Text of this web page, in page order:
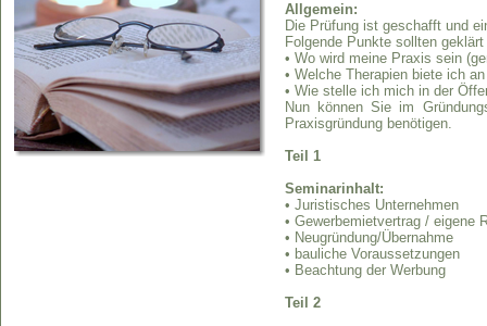
Allgemein:
Die Prüfung ist geschafft und
Folgende Punkte sollten
• Wo wird meine Praxis sein
• Welche Therapien biete ich an
• Wie stelle ich mich in der
Nun können Sie im
Praxisgründung benötigen.
Teil 1
Seminarinhalt:
• Juristisches Unternehmen
• Gewerbemietvertrag / eigene
• Neugründung/Übernahme
• bauliche Voraussetzungen
• Beachtung der Werbung
Teil 2